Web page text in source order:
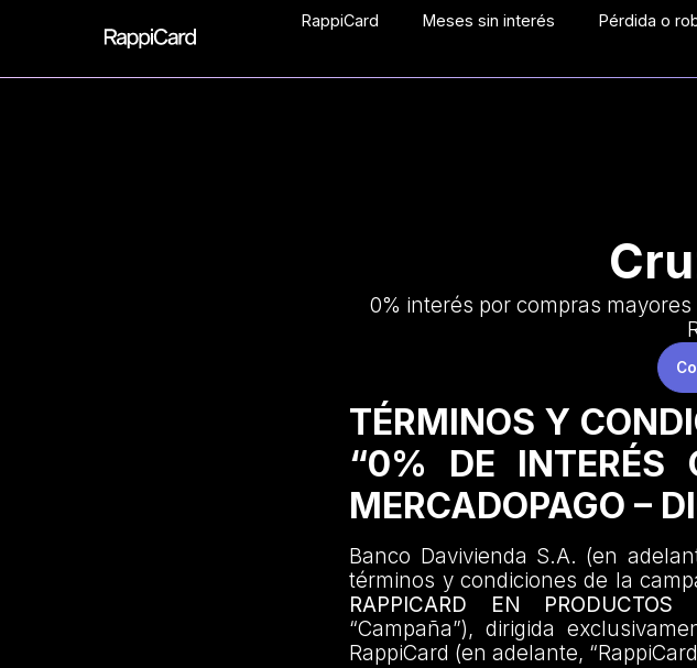
RappiCard Meses sin interés Pérdida o
0% interés por compras
TÉRMINOS Y
“0% DE INTERÉS
MERCADOPAGO –
Banco Davivienda S.A. (en
términos y condiciones de la
RAPPICARD EN PRODUCTOS
“Campaña”), dirigida
RappiCard (en adelante,